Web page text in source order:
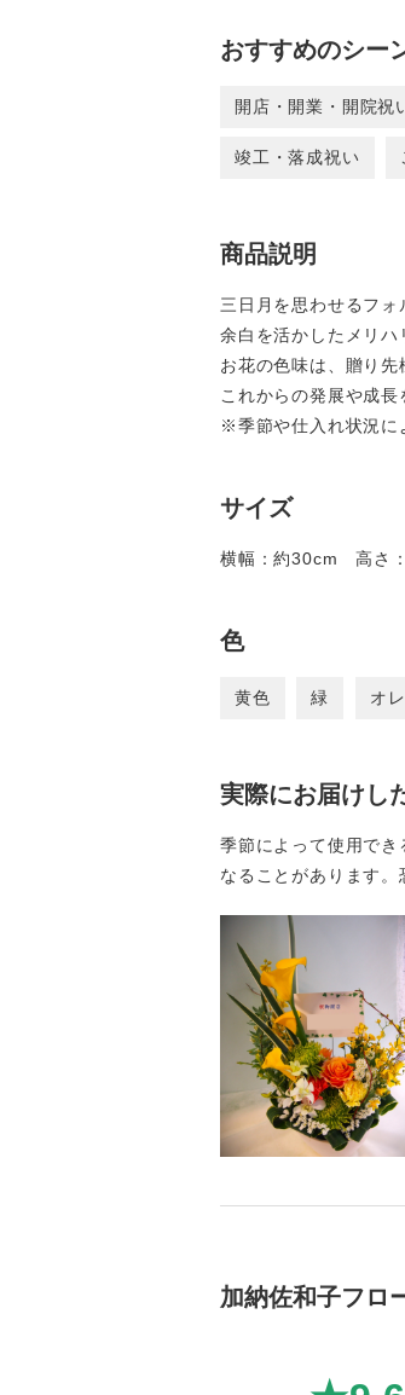
おすすめのシー
開店・開業・開院祝
竣工・落成祝い
商品説明
三日月を思わせるフ
余白を活かしたメリハ
お花の色味は、贈り先
これからの発展や成
※季節や仕入れ状況に
サイズ
横幅：約30cm 高さ
色
黄色 緑 オ
実際にお届けし
季節によって使用で
なることがあります。
加納佐和子フロ